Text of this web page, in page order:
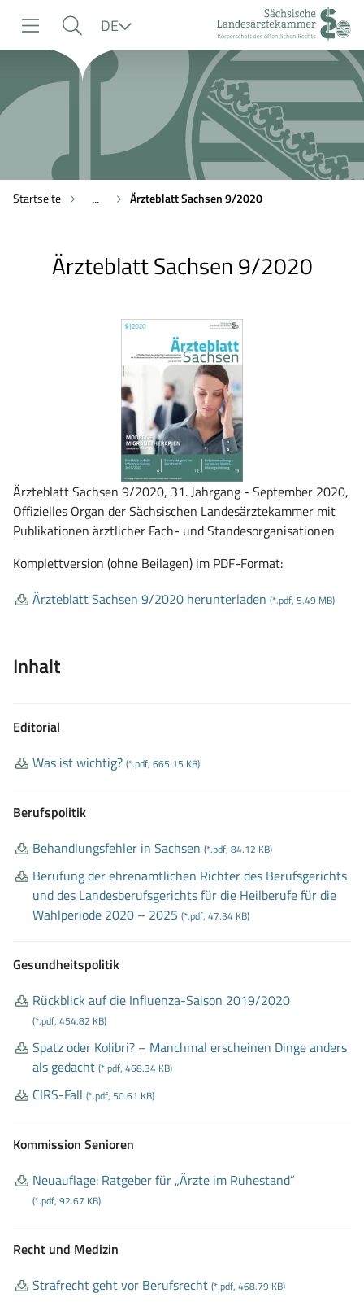
Navigation
Suche
Inhalt
DE
Startseite ... Ärzteblatt Sachsen 9/2020
Ärzteblatt Sachsen 9/2020
Ärzteblatt Sachsen 9/2020, 31. Jahrgang - September 2020,
Offizielles Organ der Sächsischen Landesärztekammer mit
Publikationen ärztlicher Fach- und Standesorganisationen
Komplettversion (ohne Beilagen) im PDF-Format:
Ärzteblatt Sachsen 9/2020 herunterladen (*.pdf, 5.49 MB)
Inhalt
Editorial
Was ist wichtig? (*.pdf, 665.15 KB)
Berufspolitik
Behandlungsfehler in Sachsen (*.pdf, 84.12 KB)
Berufung der ehrenamtlichen Richter des Berufsgerichts
und des Landesberufsgerichts für die Heilberufe für die
Wahlperiode 2020 – 2025 (*.pdf, 47.34 KB)
Gesundheitspolitik
Rückblick auf die Influenza-Saison 2019/2020
(*.pdf, 454.82 KB)
Spatz oder Kolibri? – Manchmal erscheinen Dinge anders
als gedacht (*.pdf, 468.34 KB)
CIRS-Fall (*.pdf, 50.61 KB)
Kommission Senioren
Neuauflage: Ratgeber für „Ärzte im Ruhestand”
(*.pdf, 92.67 KB)
Recht und Medizin
Strafrecht geht vor Berufsrecht (*.pdf, 468.79 KB)